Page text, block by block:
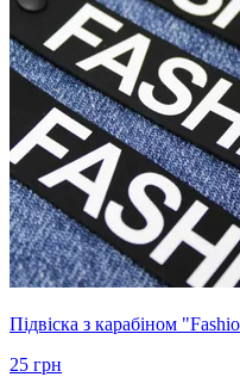
Підвіска з карабіном
25 грн